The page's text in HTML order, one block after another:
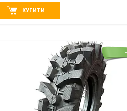
КУПИТИ